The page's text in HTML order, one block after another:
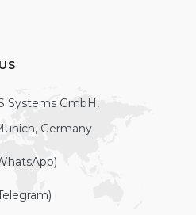
Systems GmbH,
Germany